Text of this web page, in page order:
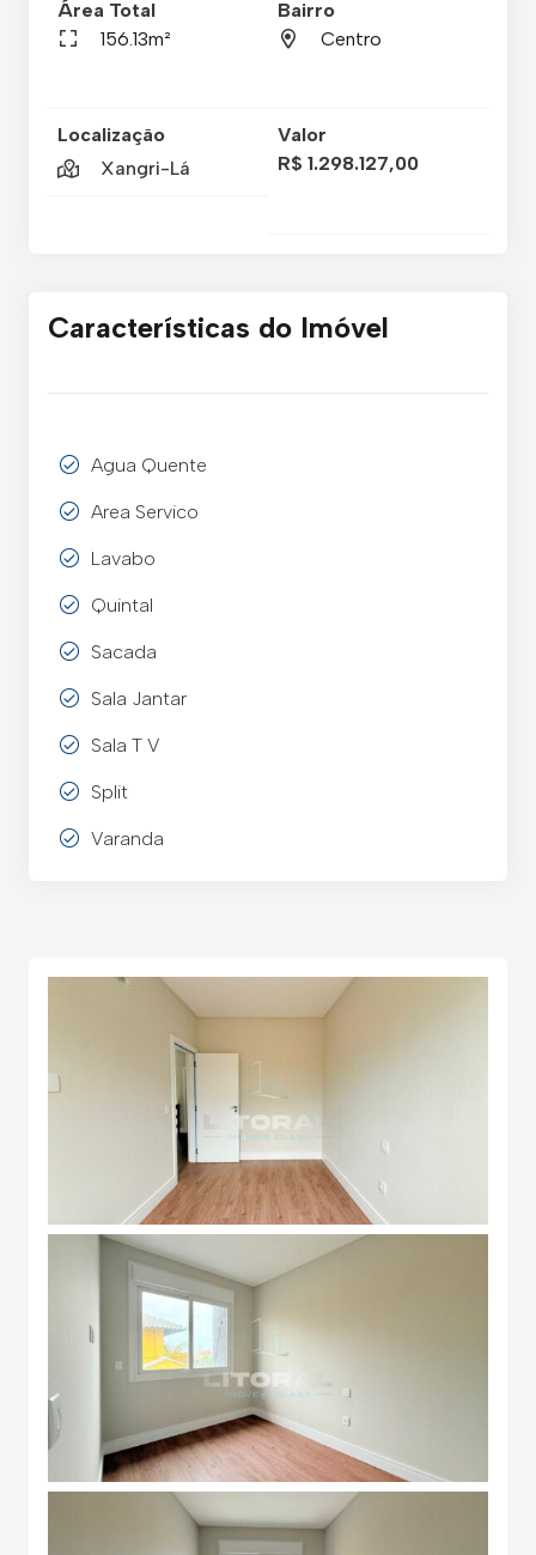
Área Total
156.13m²
Bairro
Centro
Localização
Xangri-Lá
Valor
R$ 1.298.127,00
Características do Imóvel
Agua Quente
Area Servico
Lavabo
Quintal
Sacada
Sala Jantar
Sala T V
Split
Varanda